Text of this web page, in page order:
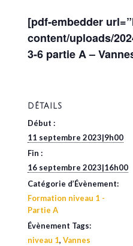
[pdf-embedder
content/uploads/
3-6 partie A –
DÉTAILS
Début :
11 septembre 2023|9h00
Fin :
16 septembre 2023|16h00
Catégorie d’Évènement:
Formation niveau 1 -
Partie A
Évènement Tags:
niveau 1, Vannes